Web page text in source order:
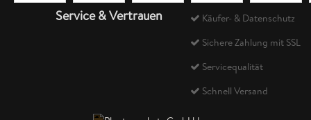
Service & Vertrauen
Käufer- & Datenschutz
Sichere Zahlung mit SSL
Servicequalität
Schnell Versand